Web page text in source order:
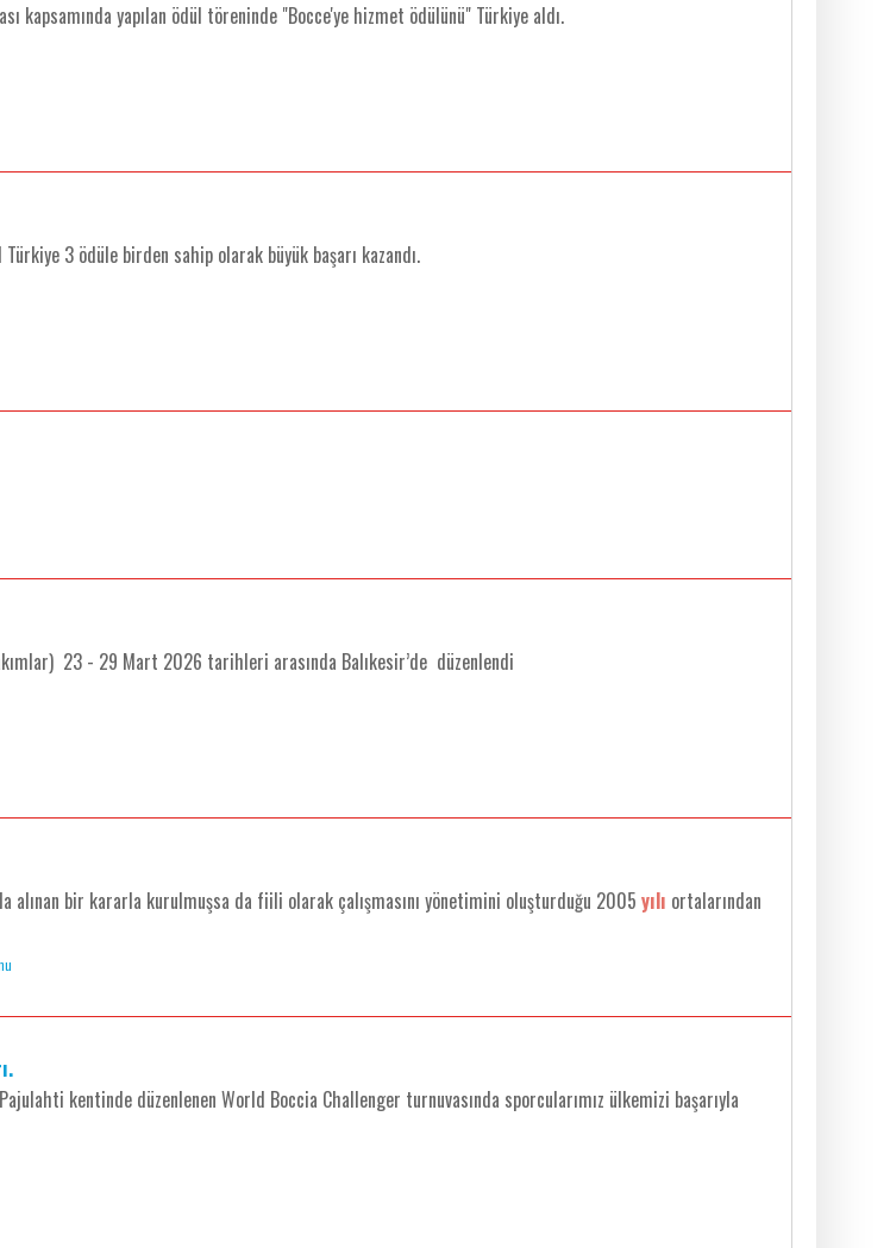
kapsamında yapılan ödül töreninde "Bocce'ye hizmet ödülünü" Türkiye aldı.
3 ödüle birden sahip olarak büyük başarı kazandı.
23 - 29 Mart 2026 tarihleri arasında Balıkesir’de düzenlendi
alınan bir kararla kurulmuşsa da fiili olarak çalışmasını yönetimini oluşturduğu 2005 yılı ortalarından
kentinde düzenlenen World Boccia Challenger turnuvasında sporcularımız ülkemizi başarıyla